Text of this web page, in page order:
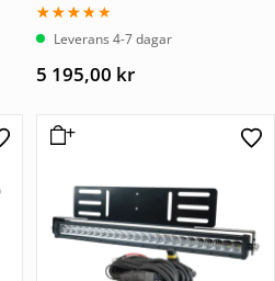
Betygsatt
3.50Leverans 4-7 dagar
5 195,00 kr